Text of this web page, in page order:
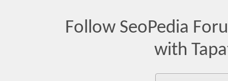
Follow SeoPedia
with